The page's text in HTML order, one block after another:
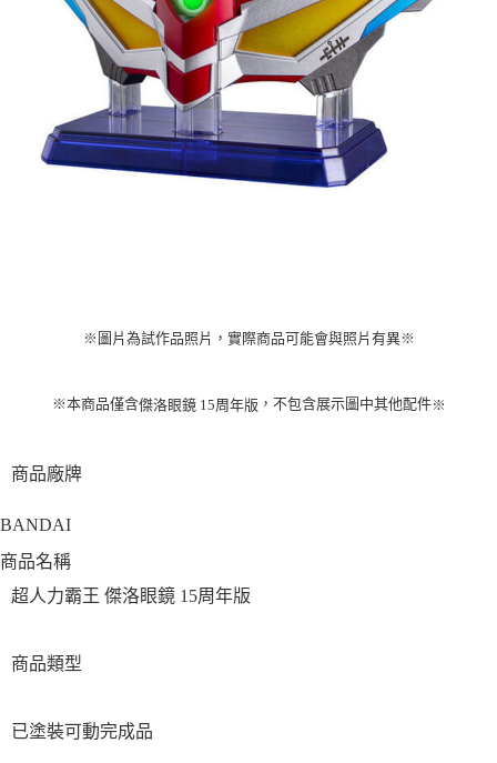
※圖片為試作品照片，實際商品可能會與照片有異※
※本商品僅含傑洛眼鏡 15周年版 ，不包含展示圖中其他配件※
商品廠牌
BANDAI
商品名稱
超人力霸王 傑洛眼鏡 15周年版
商品類型
已塗裝可動完成品